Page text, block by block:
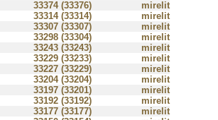
33374 (33376)
mirelit
33314 (33314)
mirelit
33307 (33307)
mirelit
33298 (33304)
mirelit
33243 (33243)
mirelit
33229 (33233)
mirelit
33227 (33229)
mirelit
33204 (33204)
mirelit
33197 (33201)
mirelit
33192 (33192)
mirelit
33177 (33177)
mirelit